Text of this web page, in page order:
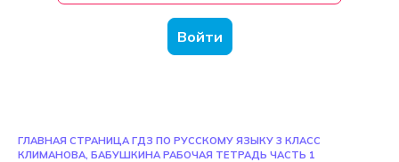
Войти
ГЛАВНАЯ СТРАНИЦА ГДЗ ПО РУССКОМУ ЯЗЫКУ 3 КЛАСС
КЛИМАНОВА, БАБУШКИНА РАБОЧАЯ ТЕТРАДЬ ЧАСТЬ 1